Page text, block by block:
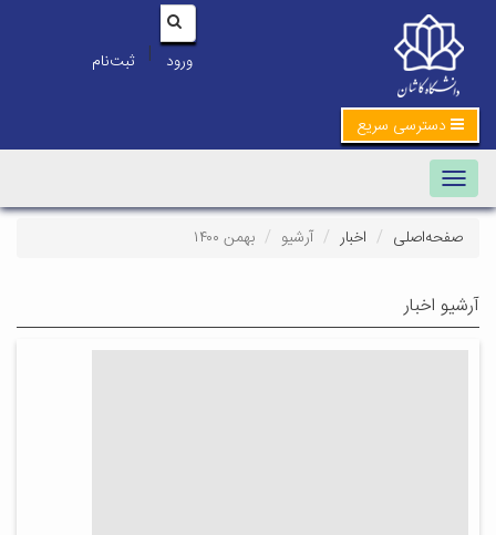
ورود | ثبت‌نام
دسترسی سریع
Toggle navigation
صفحه‌اصلی اخبار آرشیو بهمن ۱۴۰۰
آرشیو اخبار